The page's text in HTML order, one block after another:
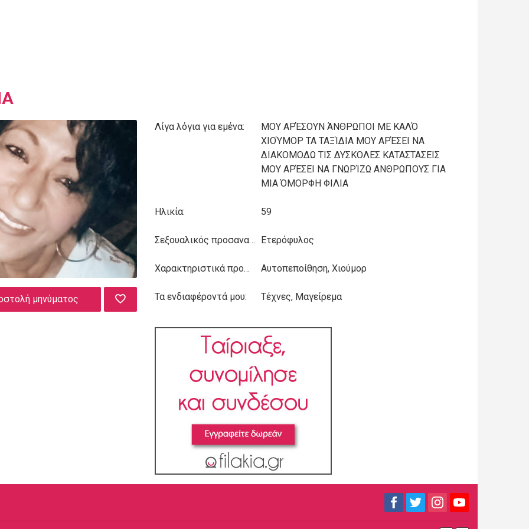
μηνύματος
Λίγα λόγια για εμένα:
ΜΟΥ ΑΡΈΣΟΥΝ ΆΝΘΡΩΠΟΙ ΜΕ ΚΑΛΌ
ΧΙΟΎΜΟΡ ΤΑ ΤΑΞΊΔΙΑ ΜΟΥ ΑΡΈΣΕΙ ΝΑ
ΔΙΑΚΟΜΟΔΩ ΤΙΣ ΔΥΣΚΟΛΕΣ ΚΑΤΑΣΤΑΣΕΙΣ
ΜΟΥ ΑΡΈΣΕΙ ΝΑ ΓΝΩΡΊΖΩ ΑΝΘΡΩΠΟΥΣ ΓΙΑ
ΜΙΑ ΌΜΟΡΦΗ ΦΙΛΙΑ
Ηλικία: 59
Σεξουαλικός προσανατολισμός: Ετερόφυλος
Χαρακτηριστικά προσωπικότητας: Αυτοπεποίθηση, Χιούμορ
Τα ενδιαφέροντά μου: Τέχνες, Μαγείρεμα